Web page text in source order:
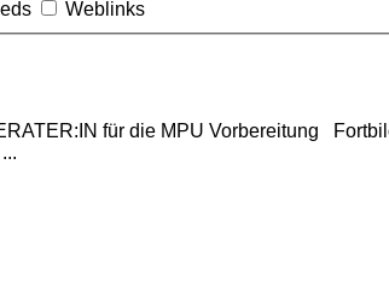
Weblinks
für die MPU Vorbereitung